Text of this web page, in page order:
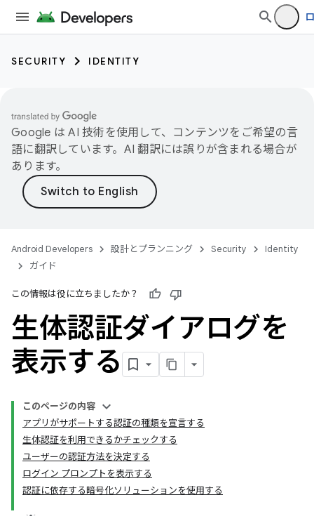
SECURITY IDENTITY
Google は AI 技術を使用して、コンテンツをご希望の言
語に翻訳しています。AI 翻訳には誤りが含まれる場合が
あります。
Android Developers 設計とプランニング Security
Identity
ガイド
この情報は役に立ちましたか？
生体認証ダイアログを
表示する
このページの内容
アプリがサポートする認証の種類を宣言する
生体認証を利用できるかチェックする
ユーザーの認証方法を決定する
ログイン プロンプトを表示する
認証に依存する暗号化ソリューションを使用する